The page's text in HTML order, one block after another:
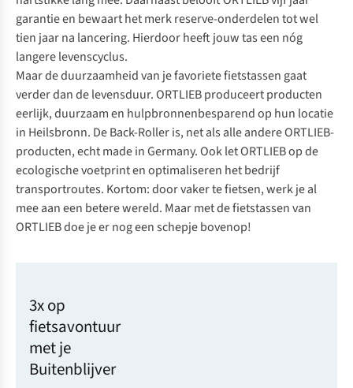
garantie en bewaart het merk reserve-onderdelen tot wel
tien jaar na lancering. Hierdoor heeft jouw tas een nóg
langere levenscyclus.
Maar de duurzaamheid van je favoriete fietstassen gaat
verder dan de levensduur. ORTLIEB produceert producten
eerlijk, duurzaam en hulpbronnenbesparend op hun locatie
in Heilsbronn. De Back-Roller is, net als alle andere ORTLIEB-
producten, echtmade in Germany.Ook let ORTLIEB op de
ecologische voetprint en optimaliseren het bedrijf
transportroutes. Kortom: door vaker te fietsen, werk je al
mee aan een betere wereld. Maar met de fietstassen van
ORTLIEB doe je er nog een schepje bovenop!
3x op
fietsavontuur
met je
Buitenblijver